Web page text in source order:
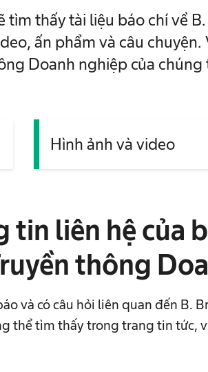
tìm thấy tài liệu báo chí về
ấn phẩm và câu
Doanh nghiệp của
Hình ảnh và video
tin liên hệ của
thông
và có câu hỏi liên quan đến B.
thể tìm thấy trong trang tin tức,